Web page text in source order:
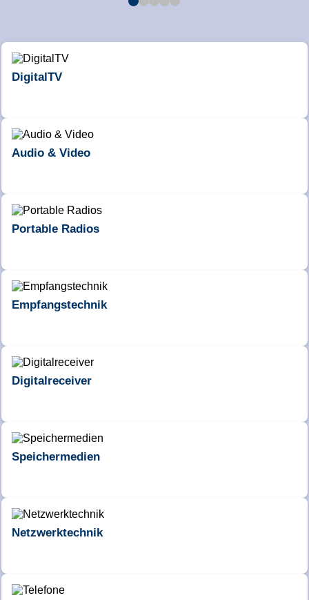
DigitalTV
Audio & Video
Portable Radios
Empfangstechnik
Digitalreceiver
Speichermedien
Netzwerktechnik